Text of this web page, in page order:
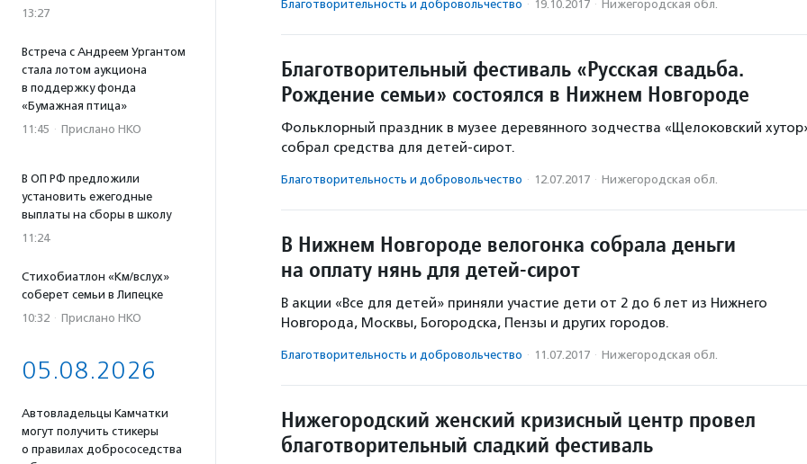
13:27
Встреча с Андреем Ургантом
стала лотом аукциона
в поддержку фонда
«Бумажная птица»
11:45 · Прислано НКО
В ОП РФ предложили
установить ежегодные
выплаты на сборы в школу
11:24
Стихобиатлон «Км/вслух»
соберет семьи в Липецке
10:32 · Прислано НКО
05.08.2026
Автовладельцы Камчатки
могут получить стикеры
о правилах добрососедства
Благотвори­тель­ность и доброволь­чест­во · 19.10.2017 · Нижегородская обл.
Благотворительный фестиваль «Русская свадьба.
Рождение семьи» состоялся в Нижнем Новгороде
Фольклорный праздник в музее деревянного зодчества «Щелоковский
собрал средства для детей-сирот.
Благотвори­тель­ность и доброволь­чест­во · 12.07.2017 · Нижегородская обл.
В Нижнем Новгороде велогонка собрала деньги
на оплату нянь для детей-сирот
В акции «Все для детей» приняли участие дети от 2 до 6 лет из Нижнего
Новгорода, Москвы, Богородска, Пензы и других городов.
Благотвори­тель­ность и доброволь­чест­во · 11.07.2017 · Нижегородская обл.
Нижегородский женский кризисный центр провел
благотворительный сладкий фестиваль